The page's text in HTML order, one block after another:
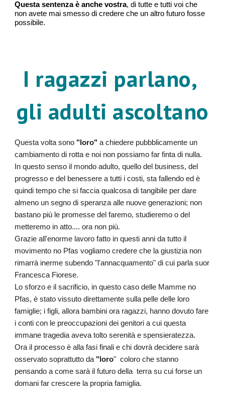
Questa sentenza è anche vostra, di tutte e tutti voi che
non avete mai smesso di credere che un altro futuro fosse
possibile.
I ragazzi parlano,
gli adulti ascoltano
Questa volta sono "loro" a chiedere pubbblicamente un
cambiamento di rotta e noi non possiamo far finta di nulla.
In questo senso il mondo adulto, quello del business, del
progresso e del benessere a tutti i costi, sta fallendo ed è
quindi tempo che si faccia qualcosa di tangibile per dare
almeno un segno di speranza alle nuove generazioni; non
bastano più le promesse del faremo, studieremo o del
metteremo in atto.... ora non più.
Grazie all'enorme lavoro fatto in questi anni da tutto il
movimento no Pfas vogliamo credere che la giustizia non
rimarrà inerme subendo "l'annacquamento" di cui parla suor
Francesca Fiorese.
Lo sforzo e il sacrificio, in questo caso delle Mamme no
Pfas, è stato vissuto direttamente sulla pelle delle loro
famiglie; i figli, allora bambini ora ragazzi, hanno dovuto fare
i conti con le preoccupazioni dei genitori a cui questa
immane tragedia aveva tolto serenità e spensieratezza.
Ora il processo è alla fasi finali e chi dovrà decidere sarà
osservato soprattutto da "loro" coloro che stanno
pensando a come sarà il futuro della terra su cui forse un
domani far crescere la propria famiglia.